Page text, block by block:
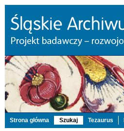
Strona główna Szukaj Tezaurus